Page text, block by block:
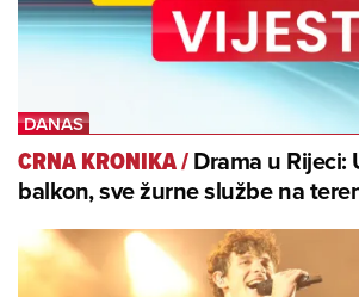
CRNA KRONIKA/Drama u Rijeci:
balkon, sve žurne službe na